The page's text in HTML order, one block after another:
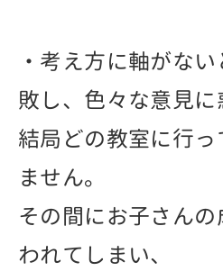
・考え方に軸がな
敗し、色々な意見に
結局どの教室に行
ません。
その間にお子さん
われてしまい、